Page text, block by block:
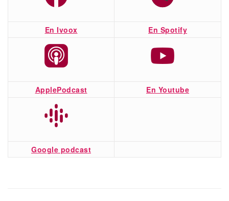
En Ivoox En Spotify
ApplePodcast En Youtube
Google podcast